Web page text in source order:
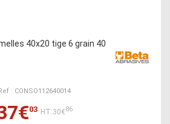
40x20 tige 6 grain 40
: CONSO112640014
03 HT:30€86